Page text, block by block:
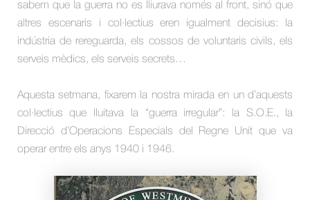
sabem que la guerra no es lliurava només al front, sinó que
altres escenaris i col·lectius eren igualment decisius: la
indústria de rereguarda, els cossos de voluntaris civils, els
serveis mèdics, els serveis secrets…
Aquesta setmana, fixarem la nostra mirada en un d’aquests
col·lectius que lluitava la “guerra irregular”: la S.O.E., la
Direcció d’Operacions Especials del Regne Unit que va
operar entre els anys 1940 i 1946.